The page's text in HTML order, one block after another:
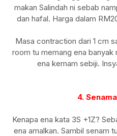
makan Salindah ni sebab
dan hafal. Harga dalam
Masa contraction dari 1 cm
room tu memang ena banyak
ena kemam sebiji.
4.
Kenapa ena kata 3S +1Z?
ena amalkan. Sambil senam